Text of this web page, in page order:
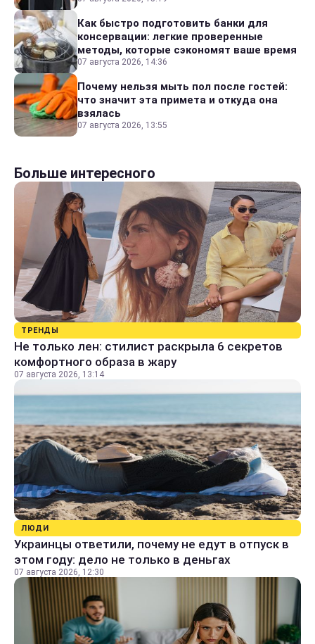
Как быстро подготовить банки для
консервации: легкие проверенные
методы, которые сэкономят ваше время
07 августа 2026, 14:36
Почему нельзя мыть пол после гостей:
что значит эта примета и откуда она
взялась
07 августа 2026, 13:55
Больше интересного
ТРЕНДЫ
Не только лен: стилист раскрыла 6 секретов
комфортного образа в жару
07 августа 2026, 13:14
ЛЮДИ
Украинцы ответили, почему не едут в отпуск в
этом году: дело не только в деньгах
07 августа 2026, 12:30